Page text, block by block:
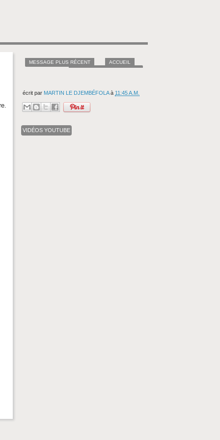
écrit par MARTIN LE DJEMBÉFOLAà 11:45 A.M.
VIDÉOS YOUTUBE
MESSAGE PLUS RÉCENT
ACCUEIL